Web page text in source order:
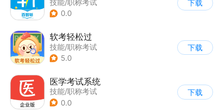
技能/职称考试
0.0
下载
软考轻松过
技能/职称考试
5.0
下载
医学考试系统
技能/职称考试
0.0
下载